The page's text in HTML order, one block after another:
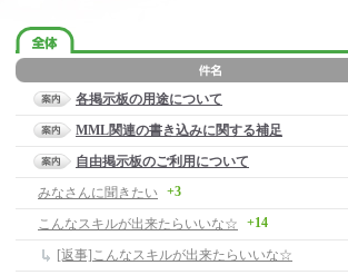
各掲示板の用途について
MML関連の書き込みに関する補足
自由掲示板のご利用について
みなさんに聞きたい +3
こんなスキルが出来たらいいな☆
+14
[返事]こんなスキルが出来たらいいな☆